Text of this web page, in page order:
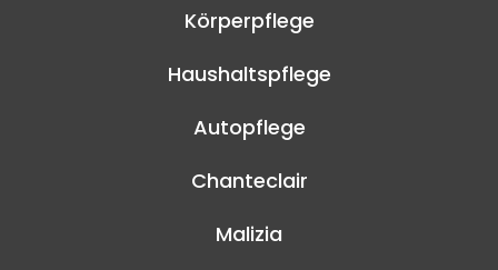
Körperpflege
Haushaltspflege
Autopflege
Chanteclair
Malizia